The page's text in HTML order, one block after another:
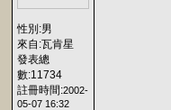
性別:男
來自:瓦肯星
發表總
數:11734
註冊時間:2002-
05-07 16:32